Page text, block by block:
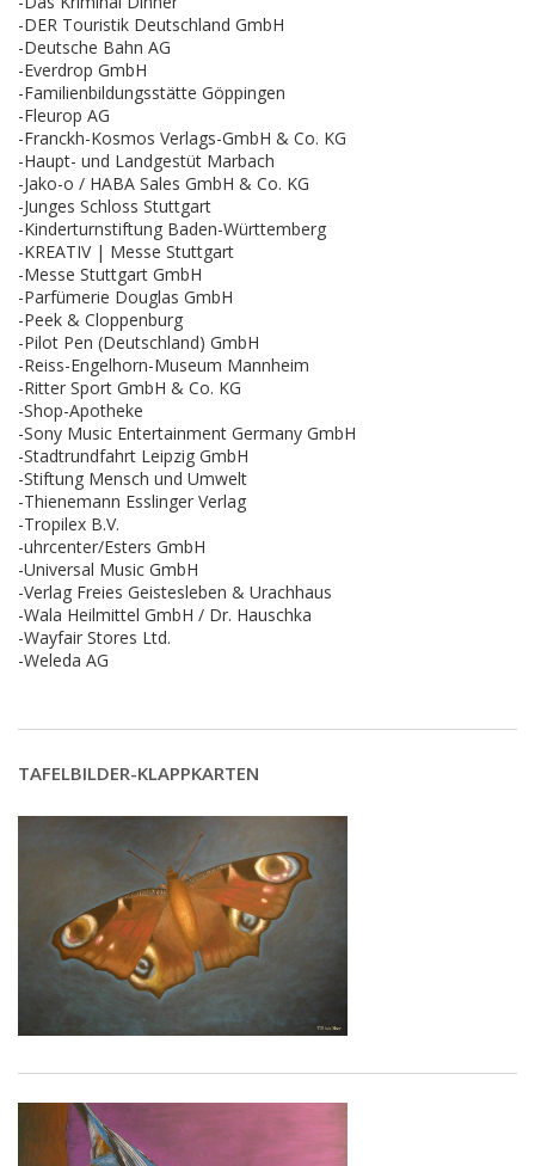
-DER Touristik Deutschland GmbH
-Deutsche Bahn AG
-Everdrop GmbH
-Familienbildungsstätte Göppingen
-Fleurop AG
-Franckh-Kosmos Verlags-GmbH & Co. KG
-Haupt- und Landgestüt Marbach
-Jako-o / HABA Sales GmbH & Co. KG
-Junges Schloss Stuttgart
-Kinderturnstiftung Baden-Württemberg
-KREATIV | Messe Stuttgart
-Messe Stuttgart GmbH
-Parfümerie Douglas GmbH
-Peek & Cloppenburg
-Pilot Pen (Deutschland) GmbH
-Reiss-Engelhorn-Museum Mannheim
-Ritter Sport GmbH & Co. KG
-Shop-Apotheke
-Sony Music Entertainment Germany GmbH
-Stadtrundfahrt Leipzig GmbH
-Stiftung Mensch und Umwelt
-Thienemann Esslinger Verlag
-Tropilex B.V.
-uhrcenter/Esters GmbH
-Universal Music GmbH
-Verlag Freies Geistesleben & Urachhaus
-Wala Heilmittel GmbH / Dr. Hauschka
-Wayfair Stores Ltd.
-Weleda AG
TAFELBILDER-KLAPPKARTEN